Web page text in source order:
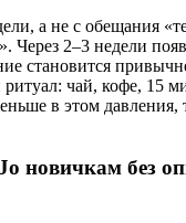
а не с обещания
Через 2–3 недели
становится
ритуал: чай, кофе, 15
в этом давления,
новичкам без